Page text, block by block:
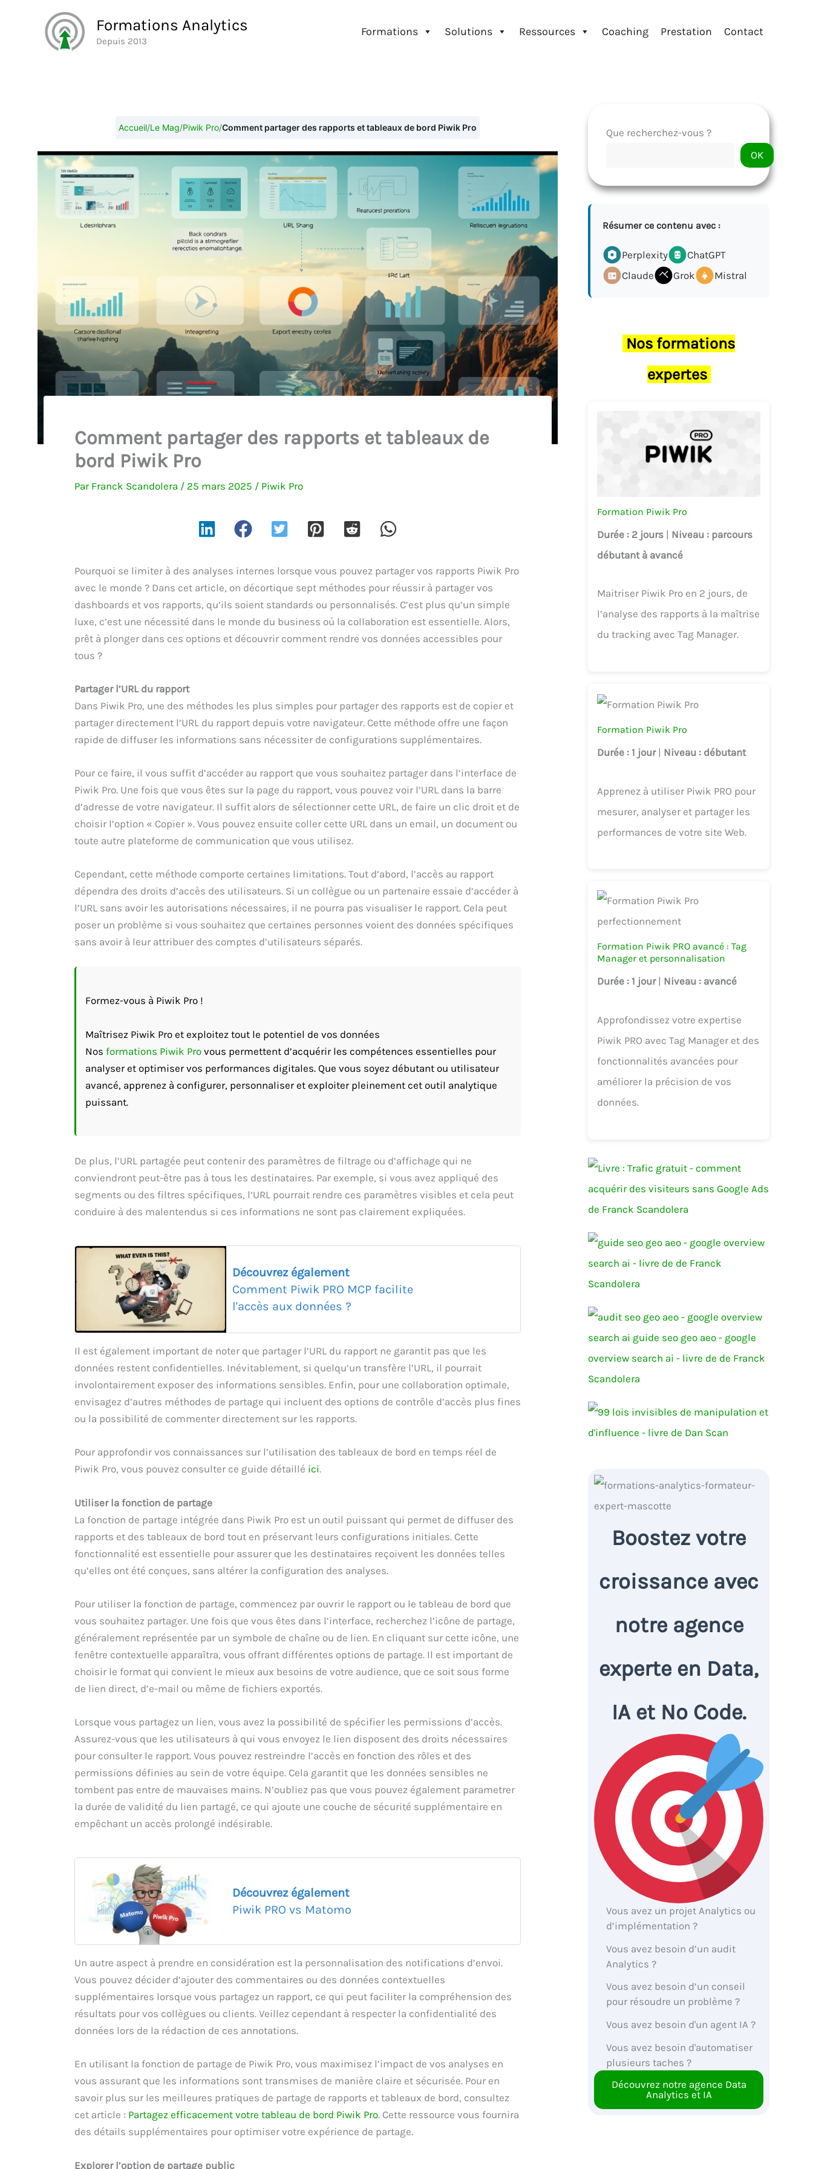
Formations Analytics
Depuis 2013
Formations Solutions Ressources Coaching Prestation Contact
Accueil/Le Mag/Piwik Pro/Comment partager des rapports et tableaux de bord Piwik Pro
Comment partager des rapports et tableaux de
bord Piwik Pro
Par Franck Scandolera / 25 mars 2025 / Piwik Pro
Pourquoi se limiter à des analyses internes lorsque vous pouvez partager vos rapports Piwik Pro
avec le monde ? Dans cet article, on décortique sept méthodes pour réussir à partager vos
dashboards et vos rapports, qu’ils soient standards ou personnalisés. C’est plus qu’un simple
luxe, c’est une nécessité dans le monde du business où la collaboration est essentielle. Alors,
prêt à plonger dans ces options et découvrir comment rendre vos données accessibles pour
tous ?
Partager l’URL du rapport
Dans Piwik Pro, une des méthodes les plus simples pour partager des rapports est de copier et
partager directement l’URL du rapport depuis votre navigateur. Cette méthode offre une façon
rapide de diffuser les informations sans nécessiter de configurations supplémentaires.
Pour ce faire, il vous suffit d’accéder au rapport que vous souhaitez partager dans l’interface de
Piwik Pro. Une fois que vous êtes sur la page du rapport, vous pouvez voir l’URL dans la barre
d’adresse de votre navigateur. Il suffit alors de sélectionner cette URL, de faire un clic droit et de
choisir l’option « Copier ». Vous pouvez ensuite coller cette URL dans un email, un document ou
toute autre plateforme de communication que vous utilisez.
Cependant, cette méthode comporte certaines limitations. Tout d’abord, l’accès au rapport
dépendra des droits d’accès des utilisateurs. Si un collègue ou un partenaire essaie d’accéder à
l’URL sans avoir les autorisations nécessaires, il ne pourra pas visualiser le rapport. Cela peut
poser un problème si vous souhaitez que certaines personnes voient des données spécifiques
sans avoir à leur attribuer des comptes d’utilisateurs séparés.
Formez-vous à Piwik Pro !
Maîtrisez Piwik Pro et exploitez tout le potentiel de vos données
Nos formations Piwik Pro vous permettent d’acquérir les compétences essentielles pour
analyser et optimiser vos performances digitales. Que vous soyez débutant ou utilisateur
avancé, apprenez à configurer, personnaliser et exploiter pleinement cet outil analytique
puissant.
De plus, l’URL partagée peut contenir des paramètres de filtrage ou d’affichage qui ne
conviendront peut-être pas à tous les destinataires. Par exemple, si vous avez appliqué des
segments ou des filtres spécifiques, l’URL pourrait rendre ces paramètres visibles et cela peut
conduire à des malentendus si ces informations ne sont pas clairement expliquées.
Découvrez également
Comment Piwik PRO MCP facilite
l'accès aux données ?
Il est également important de noter que partager l’URL du rapport ne garantit pas que les
données restent confidentielles. Inévitablement, si quelqu’un transfère l’URL, il pourrait
involontairement exposer des informations sensibles. Enfin, pour une collaboration optimale,
envisagez d’autres méthodes de partage qui incluent des options de contrôle d’accès plus fines
ou la possibilité de commenter directement sur les rapports.
Pour approfondir vos connaissances sur l’utilisation des tableaux de bord en temps réel de
Piwik Pro, vous pouvez consulter ce guide détaillé ici.
Utiliser la fonction de partage
La fonction de partage intégrée dans Piwik Pro est un outil puissant qui permet de diffuser des
rapports et des tableaux de bord tout en préservant leurs configurations initiales. Cette
fonctionnalité est essentielle pour assurer que les destinataires reçoivent les données telles
qu’elles ont été conçues, sans altérer la configuration des analyses.
Pour utiliser la fonction de partage, commencez par ouvrir le rapport ou le tableau de bord que
vous souhaitez partager. Une fois que vous êtes dans l’interface, recherchez l’icône de partage,
généralement représentée par un symbole de chaîne ou de lien. En cliquant sur cette icône, une
fenêtre contextuelle apparaîtra, vous offrant différentes options de partage. Il est important de
choisir le format qui convient le mieux aux besoins de votre audience, que ce soit sous forme
de lien direct, d’e-mail ou même de fichiers exportés.
Lorsque vous partagez un lien, vous avez la possibilité de spécifier les permissions d’accès.
Assurez-vous que les utilisateurs à qui vous envoyez le lien disposent des droits nécessaires
pour consulter le rapport. Vous pouvez restreindre l’accès en fonction des rôles et des
permissions définies au sein de votre équipe. Cela garantit que les données sensibles ne
tombent pas entre de mauvaises mains. N’oubliez pas que vous pouvez également parametrer
la durée de validité du lien partagé, ce qui ajoute une couche de sécurité supplémentaire en
empêchant un accès prolongé indésirable.
Découvrez également
Piwik PRO vs Matomo
Un autre aspect à prendre en considération est la personnalisation des notifications d’envoi.
Vous pouvez décider d’ajouter des commentaires ou des données contextuelles
supplémentaires lorsque vous partagez un rapport, ce qui peut faciliter la compréhension des
résultats pour vos collègues ou clients. Veillez cependant à respecter la confidentialité des
données lors de la rédaction de ces annotations.
En utilisant la fonction de partage de Piwik Pro, vous maximisez l’impact de vos analyses en
vous assurant que les informations sont transmises de manière claire et sécurisée. Pour en
savoir plus sur les meilleures pratiques de partage de rapports et tableaux de bord, consultez
cet article : Partagez efficacement votre tableau de bord Piwik Pro. Cette ressource vous fournira
des détails supplémentaires pour optimiser votre expérience de partage.
Explorer l’option de partage public
Que recherchez-vous ?
OK
Résumer ce contenu avec :
Perplexity
ChatGPT
Claude
Grok Mistral
Nos formations
expertes
Formation Piwik Pro
Durée : 2 jours | Niveau : parcours
débutant à avancé
Maitriser Piwik Pro en 2 jours, de
l’analyse des rapports à la maîtrise
du tracking avec Tag Manager.
Formation Piwik Pro
Durée : 1 jour | Niveau : débutant
Apprenez à utiliser Piwik PRO pour
mesurer, analyser et partager les
performances de votre site Web.
Formation Piwik PRO avancé : Tag
Manager et personnalisation
Durée : 1 jour | Niveau : avancé
Approfondissez votre expertise
Piwik PRO avec Tag Manager et des
fonctionnalités avancées pour
améliorer la précision de vos
données.
Boostez votre
croissance avec
notre agence
experte en Data,
IA et No Code.
Vous avez un projet Analytics ou
d’implémentation ?
Vous avez besoin d’un audit
Analytics ?
Vous avez besoin d’un conseil
pour résoudre un problème ?
Vous avez besoin d'un agent IA ?
Vous avez besoin d'automatiser
plusieurs taches ?
Découvrez notre agence Data
Analytics et IA